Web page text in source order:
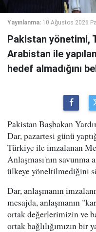
Yayınlanma: 10 Ağustos 2026
Pakistan yönetimi,
Arabistan ile
hedef almadığını
Pakistan Başbakan
Dar, pazartesi günü
Türkiye ile imzalanan
Anlaşması'nın
ülkeye yöneltilmediğini
Dar, anlaşmanın
mesajda, anlaşmanın
ortak değerlerimizin ve
ortak bağlılığımızın bir